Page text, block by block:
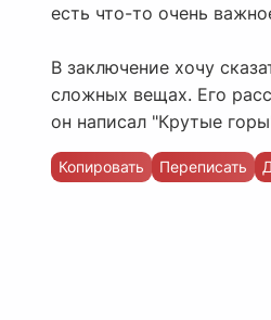
есть что-то очень
В заключение хочу
сложных вещах. Его
он написал "Крутые
Копировать Переписать